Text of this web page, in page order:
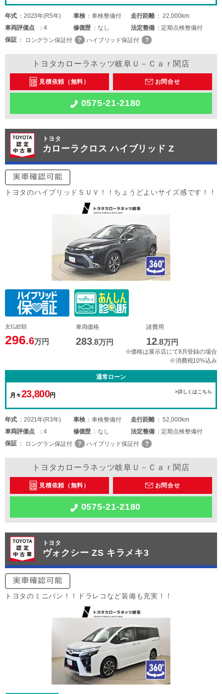
年式 2023年(R5年) 車検 車検整備付 走行距離
22,000km
車両評価点 4 修復歴 なし 法定整備
定期点検整備付
保証
ロングラン保証付 ハイブリッド保証付
トヨタカローラネッツ岐阜Ｕ－Ｃａｒ関店
見積依頼（無料） お問合せ
0575-21-2180
トヨタ
カローラクロス ハイブリッド Z
トヨタのハイブリッドＳＵＶ！！ちょうどよいサイズ感です！！
支払総額
296.6万円
車両価格
283.8万円
諸費用
12.8万円
※価格は展示店にて8月登録の場合
※消費税10%込み
通常ローン
月々23,800円
>詳しくはこちら
年式 2021年(R3年) 車検 車検整備付 走行距離
52,000km
車両評価点 4 修復歴 なし 法定整備
定期点検整備付
保証
ロングラン保証付 ハイブリッド保証付
トヨタカローラネッツ岐阜Ｕ－Ｃａｒ関店
見積依頼（無料） お問合せ
0575-21-2180
トヨタ
ヴォクシー ZS キラメキ3
トヨタのミニバン！！ドラレコなど装備も充実！！